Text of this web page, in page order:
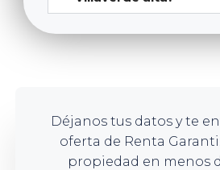
Déjanos tus datos y te
oferta de Renta
propiedad en menos